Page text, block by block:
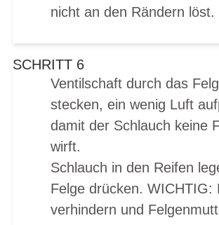
nicht an den Rändern löst.
SCHRITT 6
Ventilschaft durch das
stecken, ein wenig Luft
damit der Schlauch keine
wirft.
Schlauch in den Reifen
Felge drücken. WICHTIG:
verhindern und